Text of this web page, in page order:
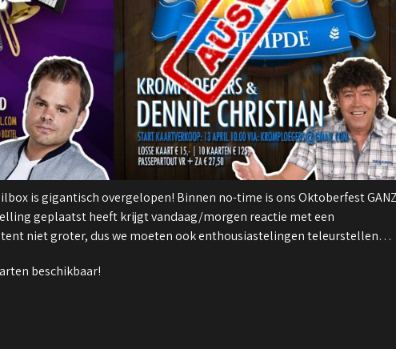
is gigantisch overgelopen! Binnen no-time is ons Oktoberfest GANZ
geplaatst heeft krijgt vandaag/morgen reactie met een
tent niet groter, dus we moeten ook enthousiastelingen teleurstellen…
beschikbaar!